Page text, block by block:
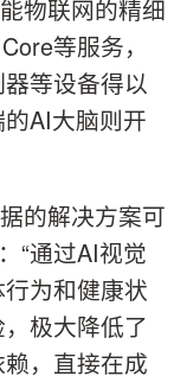
物联网的精细
等服务，
等设备得以
AI大脑则开
的解决方案可
“通过AI视觉
为和健康状
极大降低了
，直接在成